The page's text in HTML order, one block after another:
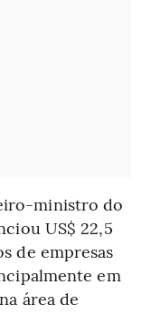
ministro do
US$ 22,5
de empresas
em
área de